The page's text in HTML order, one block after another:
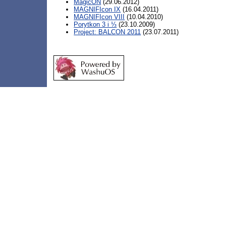
MagicON (29.06.2012)
MAGNIFIcon IX (16.04.2011)
MAGNIFIcon VIII
(10.04.2010)
Porytkon 3 i ⅓ (23.10.2009)
Project: BALCON 2011 (23.07.2011)